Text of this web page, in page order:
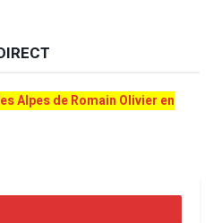
Alpes de Romain Olivier en